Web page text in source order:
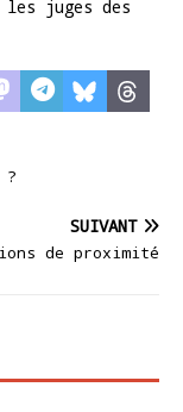
juges des
?
SUIVANT
de proximité